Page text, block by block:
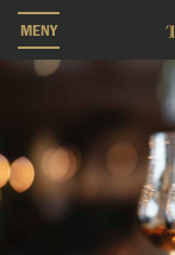
MENY